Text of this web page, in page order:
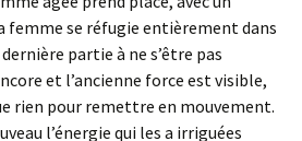
femme se réfugie entièrement dans
partie à ne s’être pas
et l’ancienne force est visible,
rien pour remettre en mouvement.
l’énergie qui les a irriguées